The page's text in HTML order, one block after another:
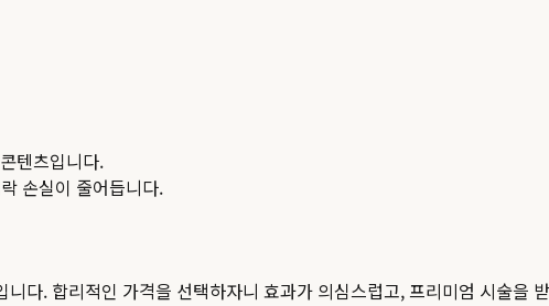
텐츠입니다.
손실이 줄어듭니다.
다. 합리적인 가격을 선택하자니 효과가 의심스럽고, 프리미엄 시술을